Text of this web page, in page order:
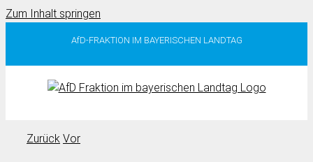
Zum Inhalt springen
AfD-FRAKTION IM BAYERISCHEN LANDTAG
Zurück Vor